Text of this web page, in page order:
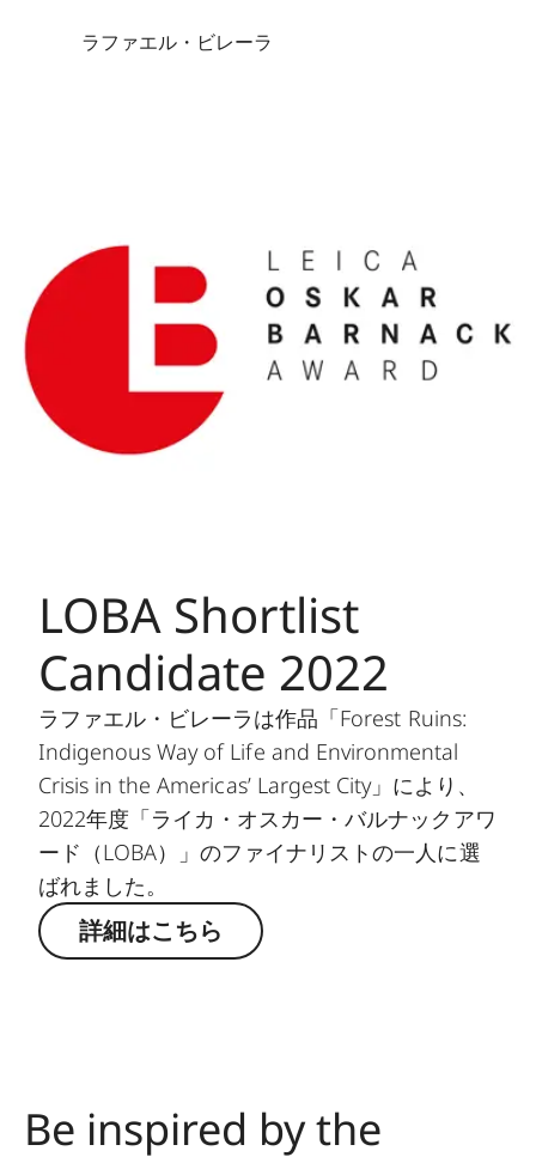
ラファエル・ビレーラ
LOBA Shortlist
Candidate 2022
ラファエル・ビレーラは作品「Forest Ruins:
Indigenous Way of Life and Environmental
Crisis in the Americas’ Largest City」により、
2022年度「ライカ・オスカー・バルナックアワ
ード（LOBA）」のファイナリストの一人に選
ばれました。
詳細はこちら
Be inspired by the